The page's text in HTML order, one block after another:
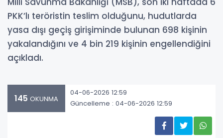
PKK’lı teröristin teslim olduğunu, hudutlarda
yasa dışı geçiş girişiminde bulunan 698 kişinin
yakalandığını ve 4 bin 219 kişinin engellendiğini
açıkladı.
145 OKUNMA
04-06-2026 12:59
Güncelleme : 04-06-2026 12:59